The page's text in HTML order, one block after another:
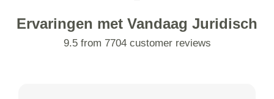
Ervaringen met Vandaag Juridisch
9.5 from 7704 customer reviews